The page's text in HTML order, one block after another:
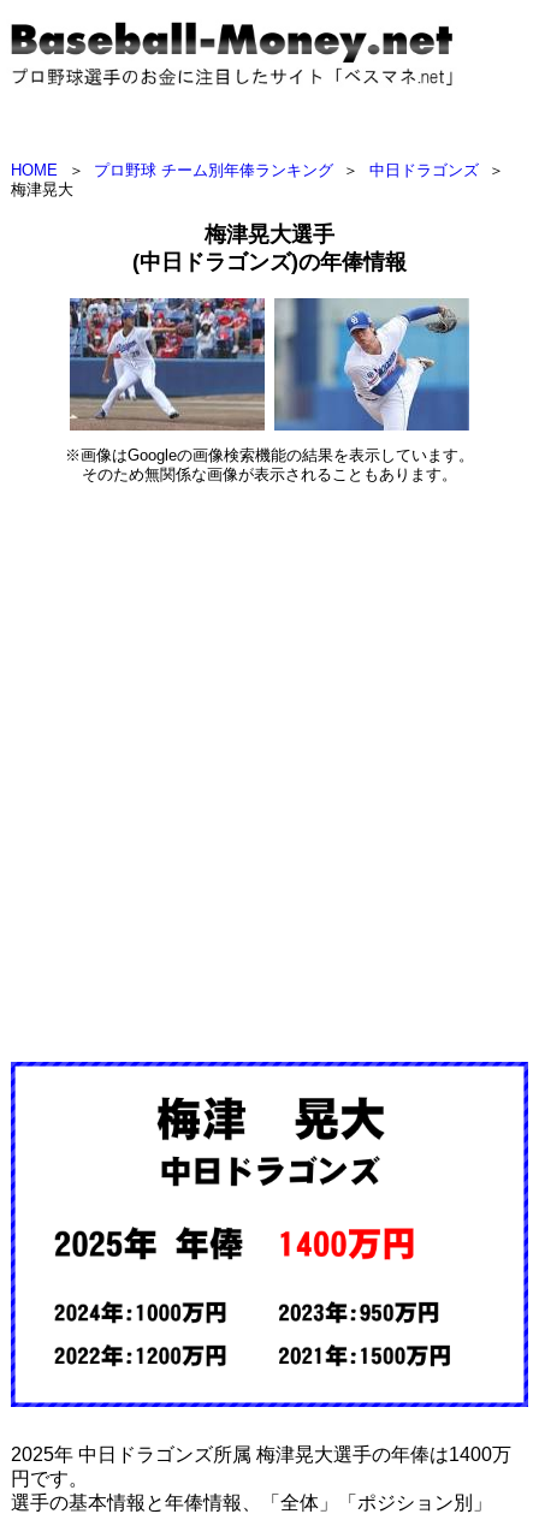
HOME ＞ プロ野球 チーム別年俸ランキング ＞ 中日ドラゴンズ
＞
梅津晃大
梅津晃大選手
(中日ドラゴンズ)の年俸情報
※画像はGoogleの画像検索機能の結果を表示しています。
そのため無関係な画像が表示されることもあります。
2025年 中日ドラゴンズ所属 梅津晃大選手の年俸は1400万
円です。
選手の基本情報と年俸情報、「全体」「ポジション別」